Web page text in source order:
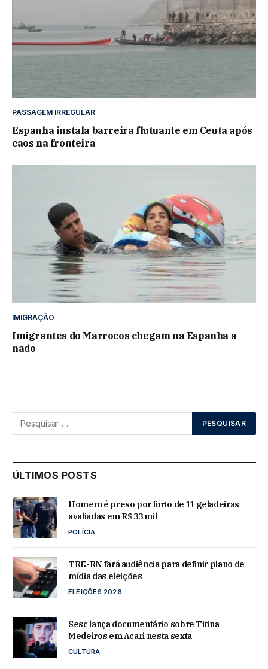
PASSAGEM IRREGULAR
Espanha instala barreira flutuante em Ceuta após
caos na fronteira
IMIGRAÇÃO
Imigrantes do Marrocos chegam na Espanha a
nado
ÚLTIMOS POSTS
Homem é preso por furto de 11 geladeiras
avaliadas em R$ 33 mil
POLÍCIA
TRE-RN fará audiência para definir plano de
mídia das eleições
ELEIÇÕES 2026
Sesc lança documentário sobre Titina
Medeiros em Acari nesta sexta
CULTURA